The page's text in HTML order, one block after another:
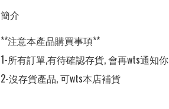
簡介
**注意本產品購買事項**
1-所有訂單,有待確認存貨, 會再wts通知你
2-沒存貨產品, 可wts本店補貨